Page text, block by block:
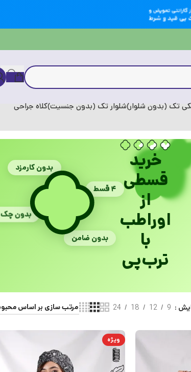
تک (بدون شلوار)شلوار تک (بدون جنسیت)کلاه جراحی
خرید
قسطی
از
اوراطب
با
ترب‌پی
بدون کارمزد
۴ قسط
بدون چک
بدون ضامن
9
12
18
24
ویژه